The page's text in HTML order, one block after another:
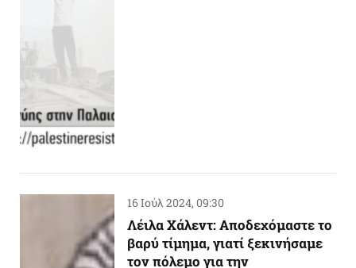
16 Ιούλ 2024, 09:30
Λέιλα Χάλεντ: Αποδεχόμαστε το
βαρύ τίμημα, γιατί ξεκινήσαμε
τον πόλεμο για την